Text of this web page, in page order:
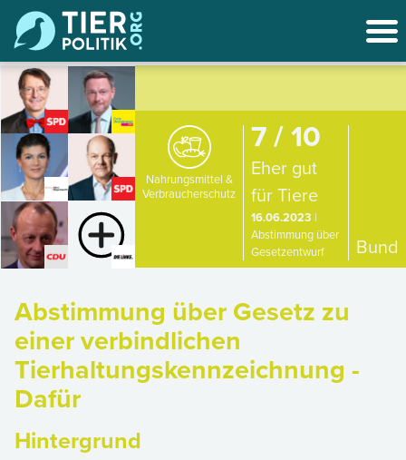
Nahrungsmittel &
Verbraucherschutz
7 / 10
Eher gut
für Tiere
16.06.2023 |
Abstimmung über
Gesetzentwurf
Bund
Abstimmung über Gesetz zu
einer verbindlichen
Tierhaltungskennzeichnung -
Dafür
Hintergrund